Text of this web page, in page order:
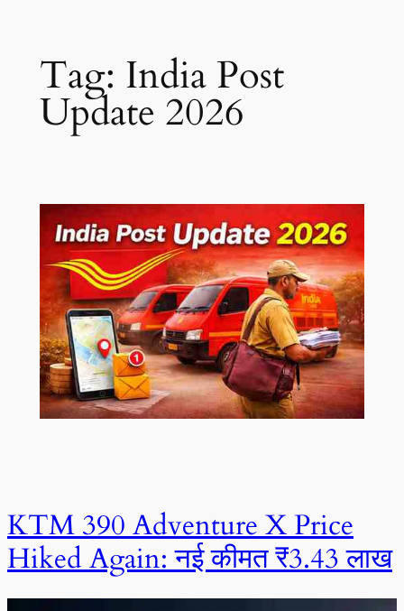
contentTag: India Post
Update 2026
KTM 390 Adventure X Price
Hiked Again: नई कीमत ₹3.43 लाख